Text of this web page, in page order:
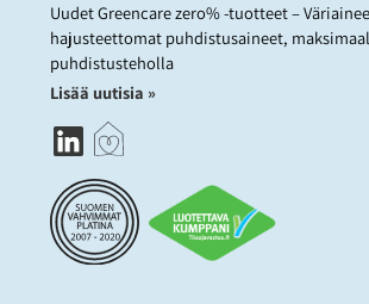
Uudet Greencare zero% -tuotteet –
hajusteettomat puhdistusaineet,
puhdistusteholla
Lisää uutisia »